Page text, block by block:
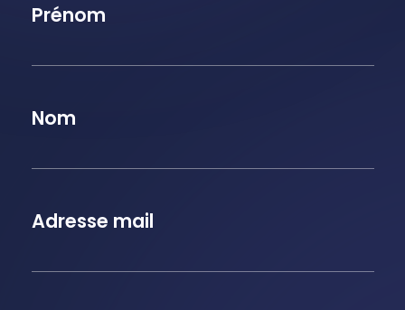
Prénom
Nom
Adresse mail